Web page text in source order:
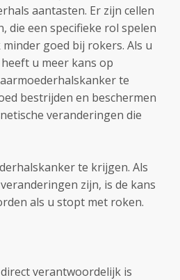
aantasten. Er zijn cellen
die een specifieke rol spelen
goed bij rokers. Als u
u meer kans op
te
bestrijden en beschermen
veranderingen die
te krijgen. Als
zijn, is de kans
als u stopt met roken.
verantwoordelijk is